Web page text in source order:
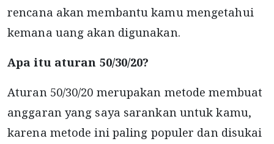
rencana akan membantu kamu mengetahui
kemana uang akan digunakan.
Apa itu aturan 50/30/20?
Aturan 50/30/20 merupakan metode membuat
anggaran yang saya sarankan untuk kamu,
karena metode ini paling populer dan disukai